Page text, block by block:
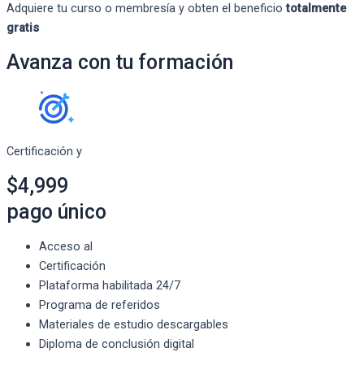
Adquiere tu curso o membresía y obten el beneficiototalmente
gratis
Avanza con tu formación
Certificación y
$4,999
pago único
Acceso al
Certificación
Plataforma habilitada 24/7
Programa de referidos
Materiales de estudio descargables
Diploma de conclusión digital